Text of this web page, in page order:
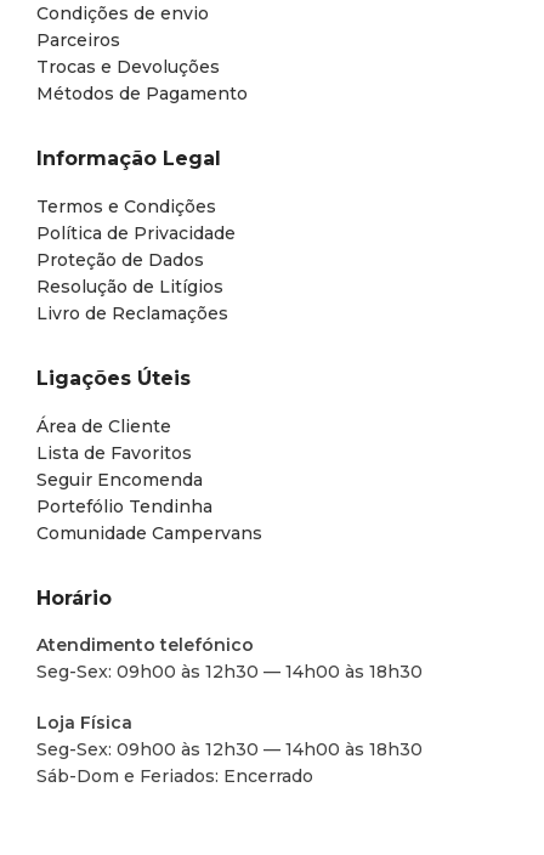
Condições de envio
Parceiros
Trocas e Devoluções
Métodos de Pagamento
Informação Legal
Termos e Condições
Política de Privacidade
Proteção de Dados
Resolução de Litígios
Livro de Reclamações
Ligações Úteis
Área de Cliente
Lista de Favoritos
Seguir Encomenda
Portefólio Tendinha
Comunidade Campervans
Horário
Atendimento telefónico
Seg-Sex: 09h00 às 12h30 — 14h00 às 18h30
Loja Física
Seg-Sex: 09h00 às 12h30 — 14h00 às 18h30
Sáb-Dom e Feriados: Encerrado